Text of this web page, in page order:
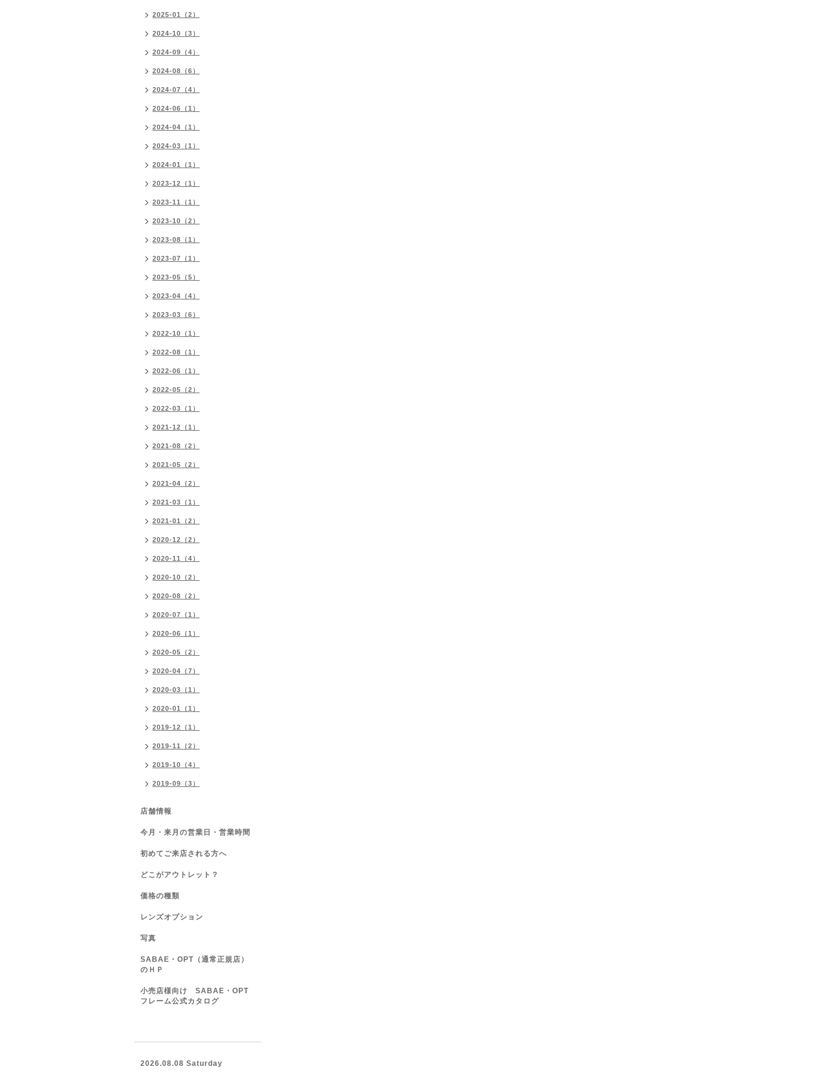
2025-01（2）
2024-10（3）
2024-09（4）
2024-08（6）
2024-07（4）
2024-06（1）
2024-04（1）
2024-03（1）
2024-01（1）
2023-12（1）
2023-11（1）
2023-10（2）
2023-08（1）
2023-07（1）
2023-05（5）
2023-04（4）
2023-03（6）
2022-10（1）
2022-08（1）
2022-06（1）
2022-05（2）
2022-03（1）
2021-12（1）
2021-08（2）
2021-05（2）
2021-04（2）
2021-03（1）
2021-01（2）
2020-12（2）
2020-11（4）
2020-10（2）
2020-08（2）
2020-07（1）
2020-06（1）
2020-05（2）
2020-04（7）
2020-03（1）
2020-01（1）
2019-12（1）
2019-11（2）
2019-10（4）
2019-09（3）
店舗情報
今月・来月の営業日・営業時間
初めてご来店される方へ
どこがアウトレット？
価格の種類
レンズオプション
写真
SABAE・OPT（通常正規店）
のＨＰ
小売店様向け SABAE・OPT
フレーム公式カタログ
2026.08.08 Saturday